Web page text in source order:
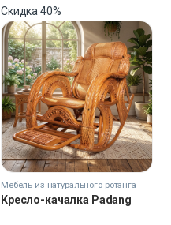
Скидка40%
Мебель из натурального ротанга
Кресло-качалка Padang